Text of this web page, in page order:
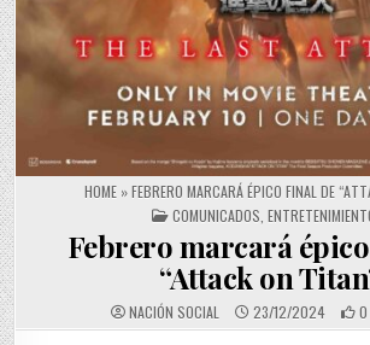
HOME»FEBRERO MARCARÁ ÉPICO FINAL DE
POSTED IN
COMUNICADOS,
Febrero marcará
“Attack on
NACIÓN SOCIAL 23/12/2024 0